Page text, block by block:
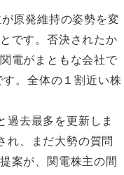
原発維持の姿勢を変
です。否決されたか
電がまともな会社で
。全体の１割近い株
去最多を更新しま
れ、まだ大勢の質問
案が、関電株主の間